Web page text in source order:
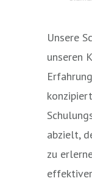
Unsere
unseren
abzielt,
zu